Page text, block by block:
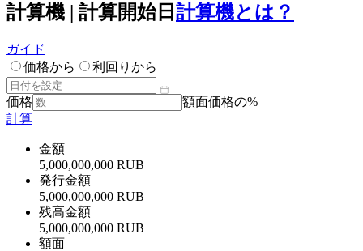
計算機 | 計算開始日 計算機とは？
ガイド
価格から
利回りから
価格
額面価格の%
計算
金額
5,000,000,000 RUB
発行金額
5,000,000,000 RUB
残高金額
5,000,000,000 RUB
額面